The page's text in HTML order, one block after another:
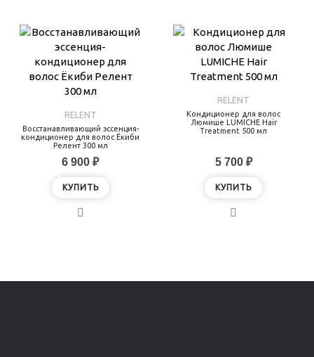
RELENT
Восстанавливающий эссенция-
кондиционер для волос Ёкиби
Релент 300 мл
6 900 ₽
КУПИТЬ
RELENT
Кондиционер для волос
Люмише LUMICHE Hair
Treatment 500 мл
5 700 ₽
КУПИТЬ